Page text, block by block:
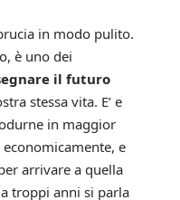
in modo pulito.
è uno dei
il futuro
stessa vita. E’ e
in maggior
e
arrivare a quella
troppi anni si parla